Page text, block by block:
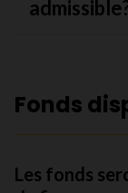
Fonds
Les fonds